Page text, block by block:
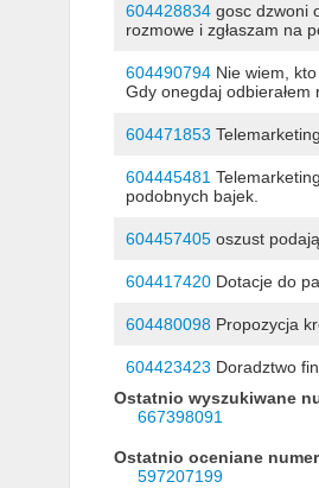
604428834gosc dzwoni
rozmowe i zgłaszam na
604490794Nie wiem, kto
Gdy onegdaj
604471853
604445481
podobnych bajek.
604457405oszust
604417420Dotacje do
604480098Propozycja
604423423 Doradztwo
Ostatnio wyszukiwane
667398091
Ostatnio oceniane
597207199